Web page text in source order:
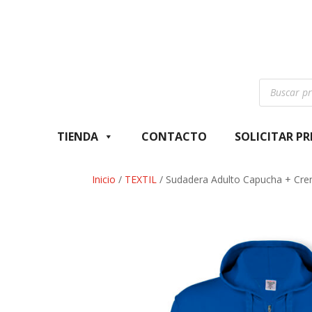
Búsqueda
productos
TIENDA CONTACTO SOLICITAR
Inicio / TEXTIL / Sudadera Adulto Capucha +